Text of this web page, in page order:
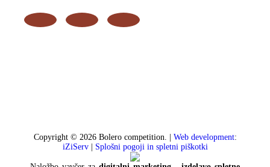
Copyright © 2026 Bolero competition. | Web development:
iZiServ| Splošni pogoji in spletni piškotki